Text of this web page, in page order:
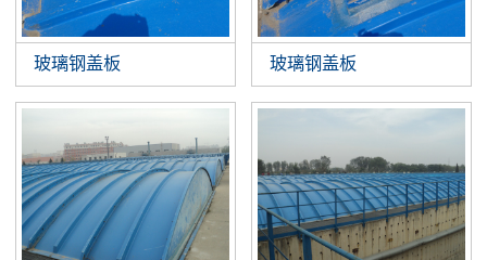
玻璃钢盖板 玻璃钢盖板